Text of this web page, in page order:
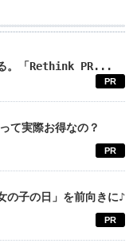
る。「Rethink PR...
PR
て実際お得なの？
PR
の子の日」を前向きに♪
PR